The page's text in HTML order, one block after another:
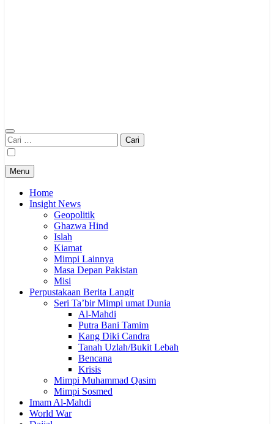
Cari
untuk:
Menu
Home
Insight News
Geopolitik
Ghazwa Hind
Islah
Kiamat
Mimpi Lainnya
Masa Depan Pakistan
Misi
Perpustakaan Berita Langit
Seri Ta’bir Mimpi umat Dunia
Al-Mahdi
Putra Bani Tamim
Kang Diki Candra
Tanah Uzlah/Bukit Lebah
Bencana
Krisis
Mimpi Muhammad Qasim
Mimpi Sosmed
Imam Al-Mahdi
World War